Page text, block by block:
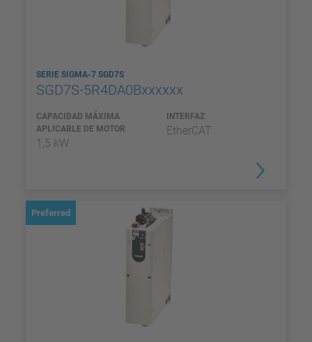
SERIE SIGMA-7 SGD7S
SGD7S-5R4DA0Bxxxxxx
CAPACIDAD MÁXIMA
APLICABLE DE MOTOR
1,5 kW
INTERFAZ
EtherCAT
Preferred